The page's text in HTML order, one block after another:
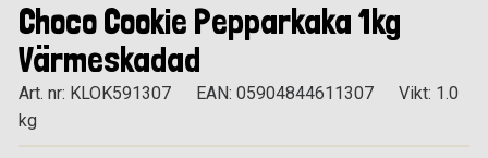
Choco Cookie Pepparkaka 1kg
Värmeskadad
Art. nr: KLOK591307 EAN: 05904844611307
Vikt: 1.0
kg